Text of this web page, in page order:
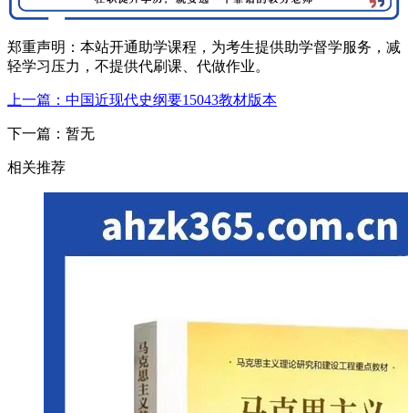
郑重声明：本站开通助学课程，为考生提供助学督学服务，减
轻学习压力，不提供代刷课、代做作业。
上一篇：中国近现代史纲要15043教材版本
下一篇：暂无
相关推荐